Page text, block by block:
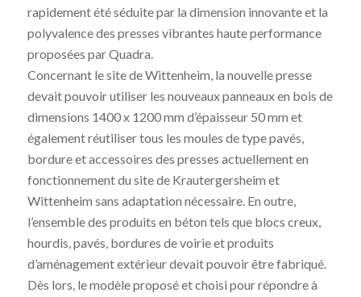
rapidement été séduite par la dimension innovante et la
polyvalence des presses vibrantes haute performance
proposées par Quadra.
Concernant le site de Wittenheim, la nouvelle presse
devait pouvoir utiliser les nouveaux panneaux en bois de
dimensions 1400 x 1200 mm d’épaisseur 50 mm et
également réutiliser tous les moules de type pavés,
bordure et accessoires des presses actuellement en
fonctionnement du site de Krautergersheim et
Wittenheim sans adaptation nécessaire. En outre,
l’ensemble des produits en béton tels que blocs creux,
hourdis, pavés, bordures de voirie et produits
d’aménagement extérieur devait pouvoir être fabriqué.
Dès lors, le modèle proposé et choisi pour répondre à